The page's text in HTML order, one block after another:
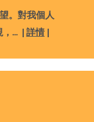
。對我個人
... | 詳情 |